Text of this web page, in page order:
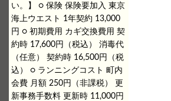
い。】
○ 保険 保険要加入 東京
海上ウエスト 1年契約 13,000
円 ○ 初期費用 カギ交換費用 契
約時 17,600円（税込）
消毒代
（任意） 契約時 16,500円（税
込）
○ ランニングコスト 町内
会費 月額 250円（非課税）
更
新事務手数料 更新時 11,000円